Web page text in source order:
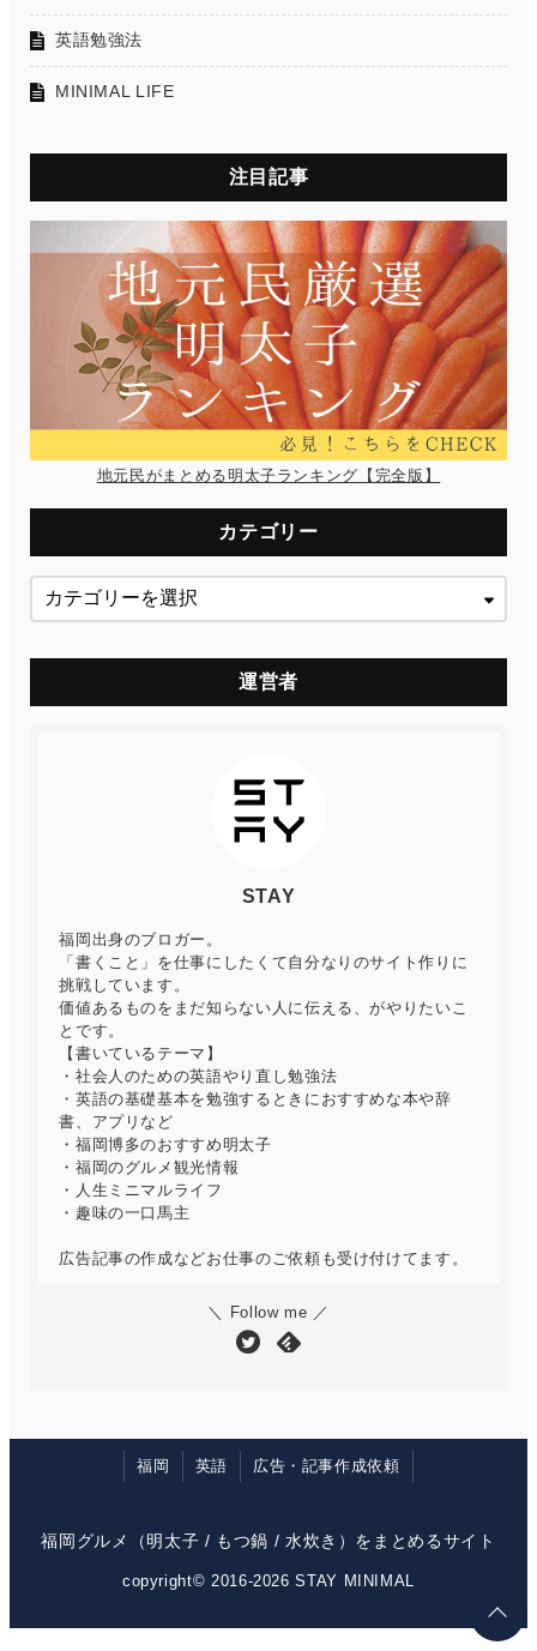
英語勉強法
MINIMAL LIFE
注目記事
地元民がまとめる明太子ランキング【完全版】
カテゴリー
運営者
STAY
福岡出身のブロガー。
「書くこと」を仕事にしたくて自分なりのサイト作りに
挑戦しています。
価値あるものをまだ知らない人に伝える、がやりたいこ
とです。
【書いているテーマ】
・社会人のための英語やり直し勉強法
・英語の基礎基本を勉強するときにおすすめな本や辞
書、アプリなど
・福岡博多のおすすめ明太子
・福岡のグルメ観光情報
・人生ミニマルライフ
・趣味の一口馬主
広告記事の作成などお仕事のご依頼も受け付けてます。
＼ Follow me ／
福岡 英語 広告・記事作成依頼
福岡グルメ（明太子 / もつ鍋 / 水炊き）をまとめるサイト
copyright© 2016-2026 STAY MINIMAL